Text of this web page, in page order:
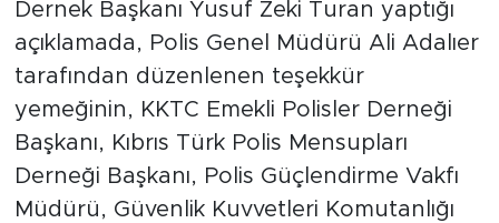
Dernek Başkanı Yusuf Zeki Turan yaptığı
açıklamada, Polis Genel Müdürü Ali Adalıer
tarafından düzenlenen teşekkür
yemeğinin, KKTC Emekli Polisler Derneği
Başkanı, Kıbrıs Türk Polis Mensupları
Derneği Başkanı, Polis Güçlendirme Vakfı
Müdürü, Güvenlik Kuvvetleri Komutanlığı